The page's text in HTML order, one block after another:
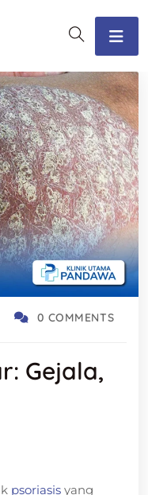
0 COMMENTS
Gejala,
psoriasis yang